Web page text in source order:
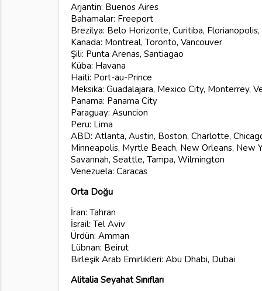
Arjantin: Buenos Aires
Bahamalar: Freeport
Brezilya: Belo Horizonte, Curitiba,
Kanada: Montreal, Toronto, Vancouver
Şili: Punta Arenas, Santiagao
Küba: Havana
Haiti: Port-au-Prince
Meksika: Guadalajara, Mexico City, Monterrey,
Panama: Panama City
Paraguay: Asuncion
Peru: Lima
ABD: Atlanta, Austin, Boston, Charlotte,
Minneapolis, Myrtle Beach, New Orleans, New
Savannah, Seattle, Tampa, Wilmington
Venezuela: Caracas
Orta Doğu
İran: Tahran
İsrail: Tel Aviv
Ürdün: Amman
Lübnan: Beirut
Birleşik Arab Emirlikleri: Abu Dhabi, Dubai
Alitalia Seyahat Sınıfları